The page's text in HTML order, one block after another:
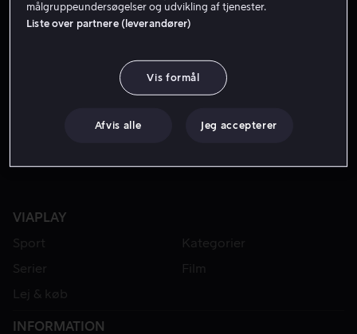
VIAPLAY
Sport
Kategorier
Serier
Film
Lej & køb
INFORMATION
målgruppeundersøgelser og udvikling af tjenester.
Liste over partnere (leverandører)
Vis formål
Afvis alle Jeg accepterer